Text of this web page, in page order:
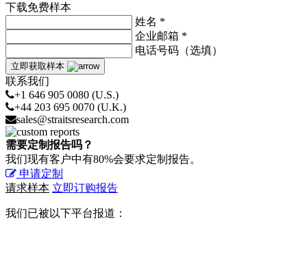
下载免费样本
姓名 *
企业邮箱 *
电话号码（选填）
立即获取样本
联系我们
+1 646 905 0080 (U.S.)
+44 203 695 0070 (U.K.)
sales@straitsresearch.com
需要定制报告吗？
我们现有客户中有80%会要求定制报告。
申请定制
请求样本 立即订购报告
我们已被以下平台报道：